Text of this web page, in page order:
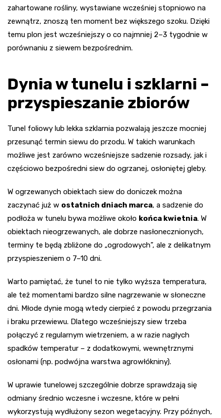
zahartowane rośliny, wystawiane wcześniej stopniowo na
zewnątrz, znoszą ten moment bez większego szoku. Dzięki
temu plon jest wcześniejszy o co najmniej 2–3 tygodnie w
porównaniu z siewem bezpośrednim.
Dynia w tunelu i szklarni –
przyspieszanie zbiorów
Tunel foliowy lub lekka szklarnia pozwalają jeszcze mocniej
przesunąć termin siewu do przodu. W takich warunkach
możliwe jest zarówno wcześniejsze sadzenie rozsady, jak i
częściowo bezpośredni siew do ogrzanej, osłoniętej gleby.
W ogrzewanych obiektach siew do doniczek można
zaczynać już w ostatnich dniach marca, a sadzenie do
podłoża w tunelu bywa możliwe około końca kwietnia. W
obiektach nieogrzewanych, ale dobrze nasłonecznionych,
terminy te będą zbliżone do „ogrodowych”, ale z delikatnym
przyspieszeniem o 7–10 dni.
Warto pamiętać, że tunel to nie tylko wyższa temperatura,
ale też momentami bardzo silne nagrzewanie w słoneczne
dni. Młode dynie mogą wtedy cierpieć z powodu przegrzania
i braku przewiewu. Dlatego wcześniejszy siew trzeba
połączyć z regularnym wietrzeniem, a w razie nagłych
spadków temperatur – z dodatkowymi, wewnętrznymi
osłonami (np. podwójna warstwa agrowłókniny).
W uprawie tunelowej szczególnie dobrze sprawdzają się
odmiany średnio wczesne i wczesne, które w pełni
wykorzystują wydłużony sezon wegetacyjny. Przy późnych,